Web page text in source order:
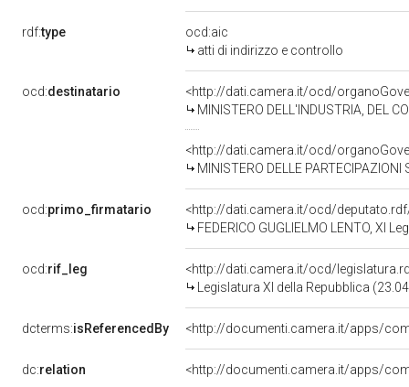
rdf:type
ocd:aic
atti di indirizzo e controllo
ocd:destinatario
<http://dati.camera.it/ocd/
MINISTERO DELL'INDUSTRIA, DEL
<http://dati.camera.it/ocd/
MINISTERO DELLE PARTECIPAZIONI
ocd:primo_firmatario
<http://dati.camera.it/ocd/
FEDERICO GUGLIELMO LENTO, XI
ocd:rif_leg
<http://dati.camera.it/ocd/
Legislatura XI della Repubblica
dcterms:isReferencedBy
dc:relation